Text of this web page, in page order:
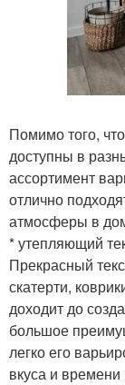
Помимо того,
доступны в
ассортимент
отлично
атмосферы в
* утепляющий
Прекрасный
скатерти,
доходит до
большое
легко его
вкуса и времени